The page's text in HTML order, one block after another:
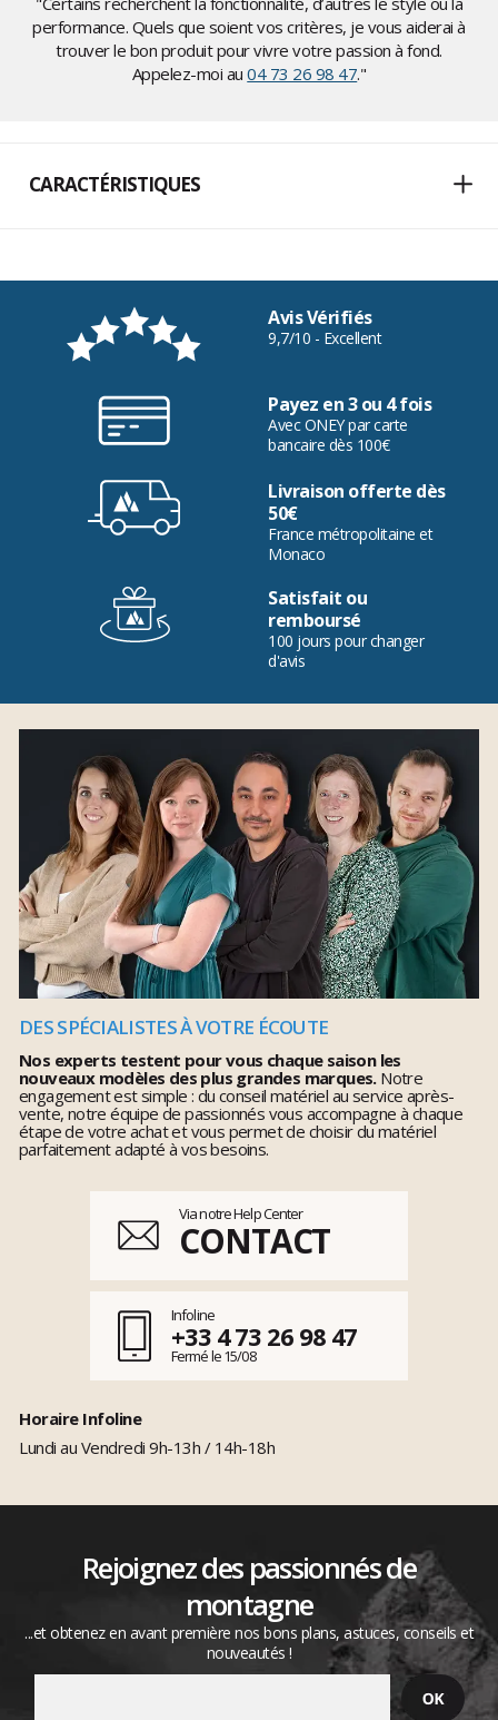
performance. Quels que soient vos critères, je vous aiderai à
trouver le bon produit pour vivre votre passion à fond.
Appelez-moi au04 73 26 98 47."
CARACTÉRISTIQUES
Avis Vérifiés
9,7/10 - Excellent
Payez en 3 ou 4 fois
Avec ONEY par carte
bancaire dès 100€
Livraison offerte dès
50€
France métropolitaine et
Monaco
Satisfait ou
remboursé
100 jours pour changer
d'avis
DES SPÉCIALISTES À VOTRE ÉCOUTE
Nos experts testent pour vous chaque saison les
nouveaux modèles des plus grandes marques.Notre
engagement est simple : du conseil matériel au service après-
vente, notre équipe de passionnés vous accompagne à chaque
étape de votre achat et vous permet de choisir du matériel
parfaitement adapté à vos besoins.
Via notre Help Center
CONTACT
Infoline
+33 4 73 26 98 47
Fermé le 15/08
Horaire Infoline
Lundi au Vendredi 9h-13h / 14h-18h
Rejoignez des passionnés de
montagne
...et obtenez en avant première nos bons plans, astuces, conseils et
nouveautés !